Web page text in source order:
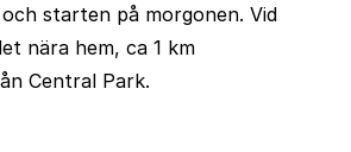
starten på morgonen. Vid
nära hem, ca 1 km
Central Park.